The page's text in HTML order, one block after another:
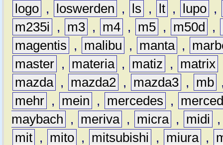
logo , loswerden , ls , lt , lupo ,
m235i
, m3 , m4 , m5 , m50d ,
magentis
, malibu , manta ,
master , materia , matiz , matrix
mazda , mazda2 , mazda3 , mb
mehr , mein , mercedes ,
maybach
, meriva , micra , midi
mit , mito , mitsubishi , miura ,